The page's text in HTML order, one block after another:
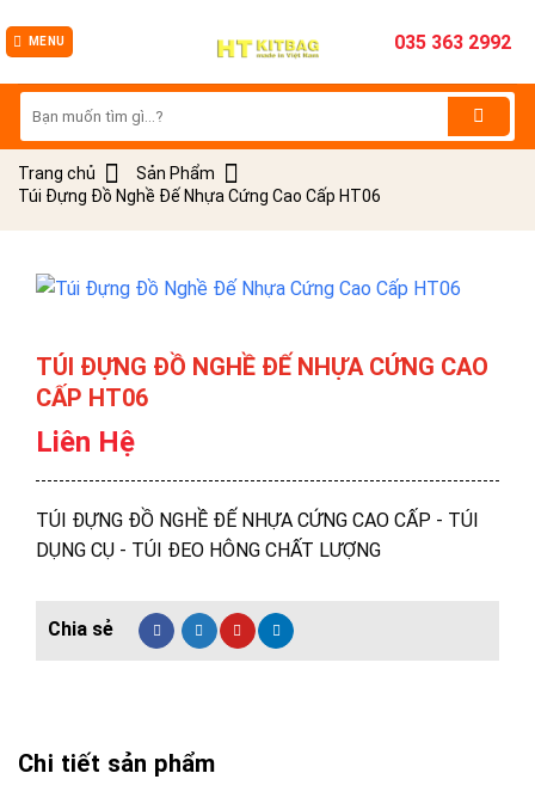
MENU 035 363 2992
kiếm:
Trang chủ
Sản Phẩm
Túi Đựng Đồ Nghề Đế Nhựa Cứng Cao Cấp HT06
TÚI ĐỰNG ĐỒ NGHỀ ĐẾ NHỰA CỨNG CAO
CẤP HT06
Liên Hệ
TÚI ĐỰNG ĐỒ NGHỀ ĐẾ NHỰA CỨNG CAO CẤP - TÚI
DỤNG CỤ - TÚI ĐEO HÔNG CHẤT LƯỢNG
Chi tiết sản phẩm